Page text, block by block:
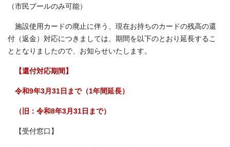
（市民プールのみ可能）
施設使用カードの廃止に伴う、現在お持ちのカードの残高の還
付（返金）対応につきましては、期間を以下のとおり延長するこ
ととなりましたので、お知らせいたします。
【還付対応期間】
令和9年3月31日まで（1年間延長）
（旧：令和8年3月31日まで）
【受付窓口】